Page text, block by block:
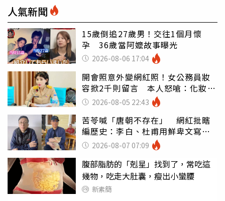
人氣新聞
15歲倒追27歲男！交往1個月懷
孕 36歲當阿嬤故事曝光
2026-08-06 17:04
開會照意外變網紅照！女公務員妝
容掀2千則留言 本人怒嗆：化妝有
錯嗎2026-08-05 22:43
苦苓喊「唐朝不存在」 網紅批瞎
編歷史：李白、杜甫用鮮卑文寫
詩？2026-08-07 07:09
腹部脂肪的「剋星」找到了，常吃這
幾物，吃走大肚囊，瘦出小蠻腰
新素簡